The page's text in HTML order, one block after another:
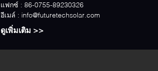
แฟกซ์ : 86-0755-89230326
อีเมล์ : info@futuretechsolar.com
ดูเพิ่มเติม >>